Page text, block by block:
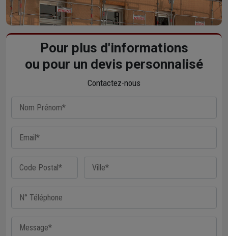
Pour plus d'informations
ou pour un devis personnalisé
Contactez-nous